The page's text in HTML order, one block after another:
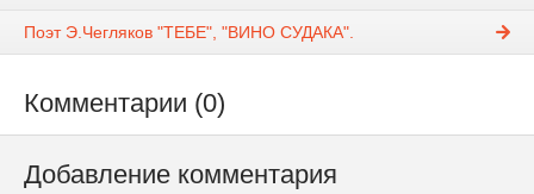
Поэт Э.Чегляков "ТЕБЕ", "ВИНО СУДАКА".
Комментарии (0)
Добавление комментария